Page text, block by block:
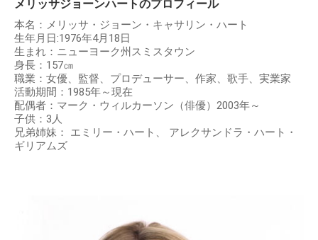
メリッサジョーンハートのプロフィール
本名：メリッサ・ジョーン・キャサリン・ハート
生年月日:1976年4月18日
生まれ：ニューヨーク州スミスタウン
身長：157㎝
職業：女優、監督、プロデューサー、作家、歌手、実業家
活動期間：1985年～現在
配偶者：マーク・ウィルカーソン（俳優）2003年～
子供：3人
兄弟姉妹： エミリー・ハート、 アレクサンドラ・ハート・
ギリアムズ